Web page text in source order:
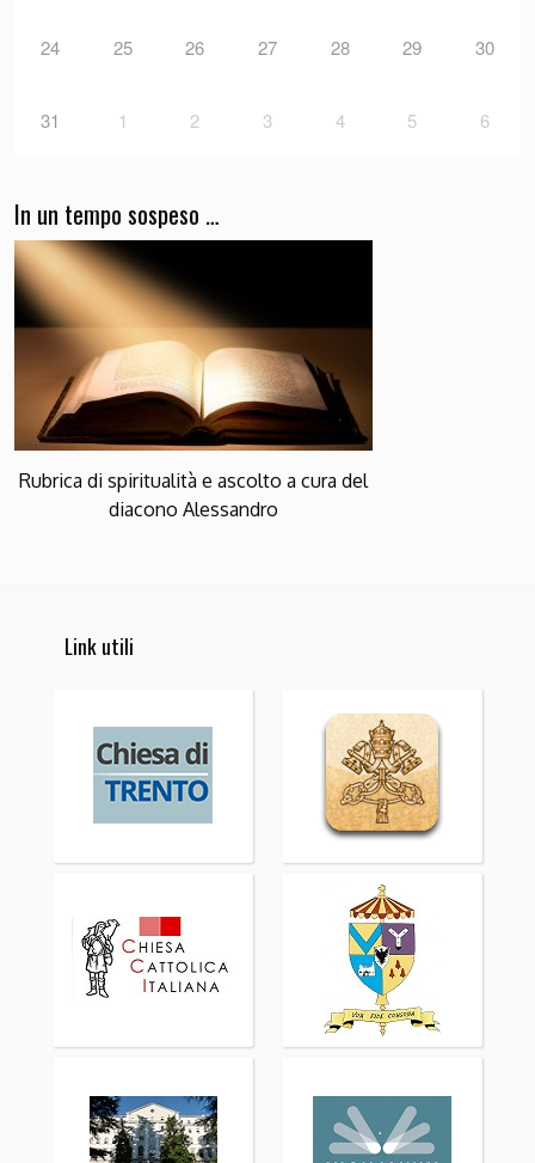
24 25 26 27 28 29 30
31 1 2 3 4 5 6
In un tempo sospeso …
Rubrica di spiritualità e ascolto a cura del
diacono Alessandro
Link utili